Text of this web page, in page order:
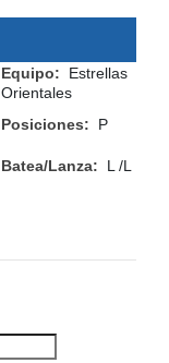
Equipo:
Estrellas
Orientales
Posiciones:
P
Batea/Lanza: L /L